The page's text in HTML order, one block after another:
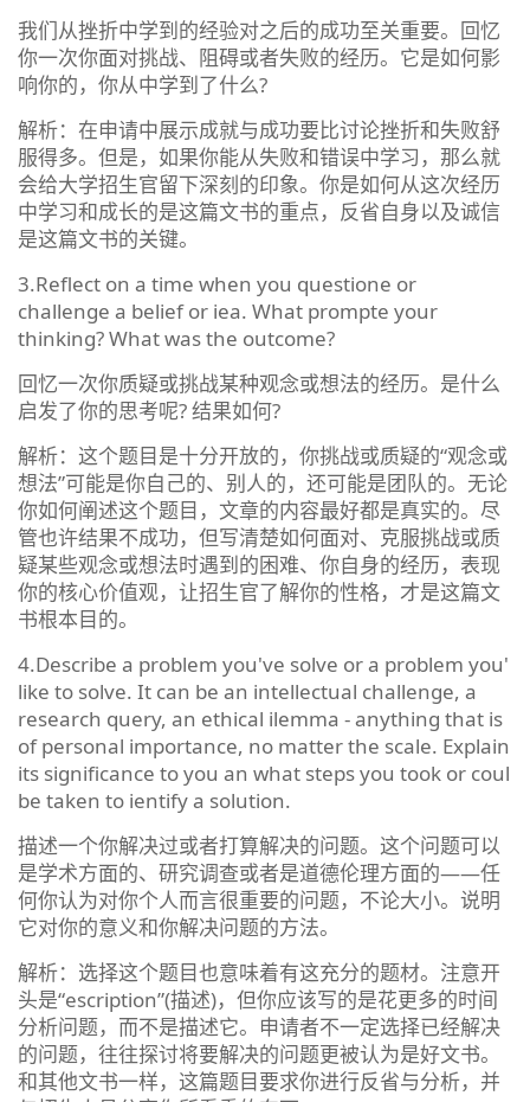
我们从挫折中学到的经验对之后的成功至关重要。回忆
你一次你面对挑战、阻碍或者失败的经历。它是如何影
响你的，你从中学到了什么?
解析：在申请中展示成就与成功要比讨论挫折和失败舒
服得多。但是，如果你能从失败和错误中学习，那么就
会给大学招生官留下深刻的印象。你是如何从这次经历
中学习和成长的是这篇文书的重点，反省自身以及诚信
是这篇文书的关键。
3.Reflect on a time when you questione or
challenge a belief or iea. What prompte your
thinking? What was the outcome?
回忆一次你质疑或挑战某种观念或想法的经历。是什么
启发了你的思考呢? 结果如何?
解析：这个题目是十分开放的，你挑战或质疑的“观念或
想法”可能是你自己的、别人的，还可能是团队的。无论
你如何阐述这个题目，文章的内容最好都是真实的。尽
管也许结果不成功，但写清楚如何面对、克服挑战或质
疑某些观念或想法时遇到的困难、你自身的经历，表现
你的核心价值观，让招生官了解你的性格，才是这篇文
书根本目的。
4.Describe a problem you've solve or a problem you'
like to solve. It can be an intellectual challenge, a
research query, an ethical ilemma - anything that is
of personal importance, no matter the scale. Explain
its significance to you an what steps you took or coul
be taken to ientify a solution.
描述一个你解决过或者打算解决的问题。这个问题可以
是学术方面的、研究调查或者是道德伦理方面的——任
何你认为对你个人而言很重要的问题，不论大小。说明
它对你的意义和你解决问题的方法。
解析：选择这个题目也意味着有这充分的题材。注意开
头是“escription”(描述)，但你应该写的是花更多的时间
分析问题，而不是描述它。申请者不一定选择已经解决
的问题，往往探讨将要解决的问题更被认为是好文书。
和其他文书一样，这篇题目要求你进行反省与分析，并